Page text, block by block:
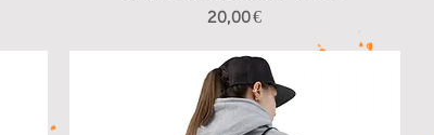
Preis
20,00 €